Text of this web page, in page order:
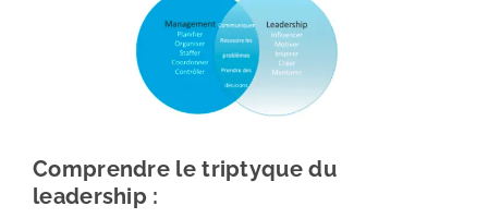
Comprendre le triptyque du
leadership :